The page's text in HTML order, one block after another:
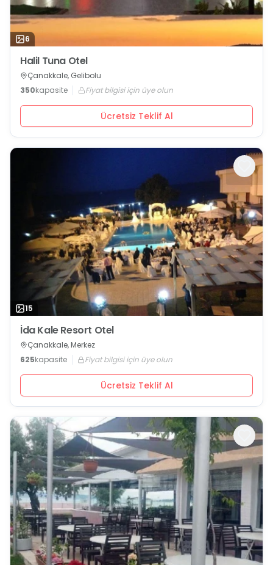
6
Halil Tuna Otel
Çanakkale, Gelibolu
350kapasite Fiyat bilgisi için üye olun
Ücretsiz Teklif Al
15
İda Kale Resort Otel
Çanakkale, Merkez
625kapasite Fiyat bilgisi için üye olun
Ücretsiz Teklif Al